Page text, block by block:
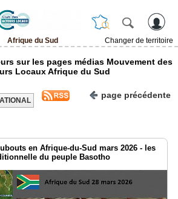
Afrique du Sud
Changer de territoire
sur les pages médias Mouvement des
Locaux Afrique du Sud
page précédente
en Afrique-du-Sud mars 2026 - les
du peuple Basotho